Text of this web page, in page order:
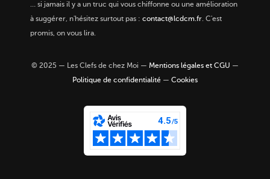
… si jamais il y a un truc qui vous chiffonne ou une amélioration
à suggérer, n'hésitez surtout pas : contact@lcdcm.fr. C'est
promis, on vous lira.
© 2025 — Les Clefs de chez Moi — Mentions légales et CGU —
Politique de confidentialité — Cookies